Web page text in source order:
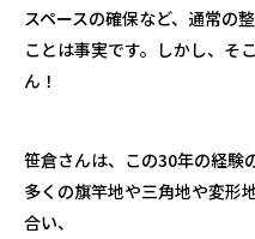
スペースの確保など、通常の
ことは事実です。しかし、そ
ん！
笹倉さんは、この30年の経験
多くの旗竿地や三角地や変形
合い、